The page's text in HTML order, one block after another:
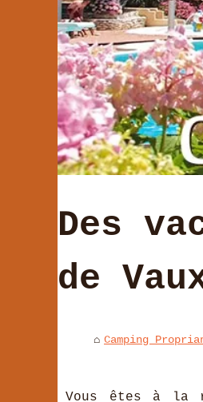
Des
de
Camping
Vous êtes à la